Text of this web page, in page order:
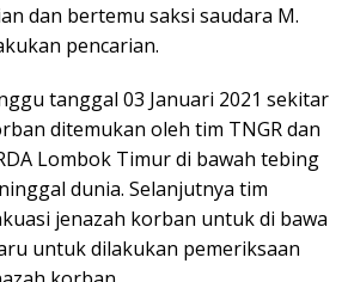
dan bertemu saksi saudara M.
pencarian.
tanggal 03 Januari 2021 sekitar
ditemukan oleh tim TNGR dan
Lombok Timur di bawah tebing
dunia. Selanjutnya tim
jenazah korban untuk di bawa
untuk dilakukan pemeriksaan